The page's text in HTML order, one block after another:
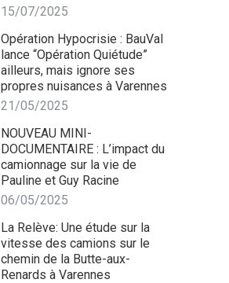
15/07/2025
Opération Hypocrisie : BauVal
lance “Opération Quiétude”
ailleurs, mais ignore ses
propres nuisances à Varennes
21/05/2025
NOUVEAU MINI-
DOCUMENTAIRE : L’impact du
camionnage sur la vie de
Pauline et Guy Racine
06/05/2025
La Relève: Une étude sur la
vitesse des camions sur le
chemin de la Butte-aux-
Renards à Varennes